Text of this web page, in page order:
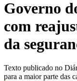
conteúdo
Governo
com
da
Texto publicado no
para a maior parte das